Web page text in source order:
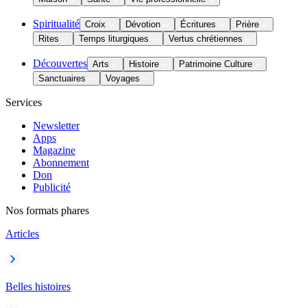
Spiritualité Croix Dévotion Écritures
Prière
Rites
Temps liturgiques Vertus chrétiennes
Découvertes Arts Histoire
Patrimoine Culture
Sanctuaires
Voyages
Services
Newsletter
Apps
Magazine
Abonnement
Don
Publicité
Nos formats phares
Articles
Belles histoires